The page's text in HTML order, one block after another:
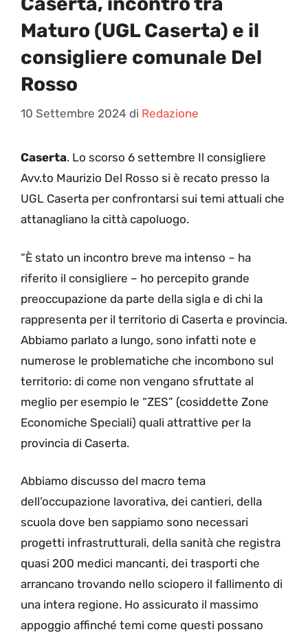
Maturo (UGL Caserta) e il
consigliere comunale Del
Rosso
10 Settembre 2024 di Redazione
Caserta. Lo scorso 6 settembre Il consigliere
Avv.to Maurizio Del Rosso si è recato presso la
UGL Caserta per confrontarsi sui temi attuali che
attanagliano la città capoluogo.
“È stato un incontro breve ma intenso – ha
riferito il consigliere – ho percepito grande
preoccupazione da parte della sigla e di chi la
rappresenta per il territorio di Caserta e provincia.
Abbiamo parlato a lungo, sono infatti note e
numerose le problematiche che incombono sul
territorio: di come non vengano sfruttate al
meglio per esempio le “ZES” (cosiddette Zone
Economiche Speciali) quali attrattive per la
provincia di Caserta.
Abbiamo discusso del macro tema
dell’occupazione lavorativa, dei cantieri, della
scuola dove ben sappiamo sono necessari
progetti infrastrutturali, della sanità che registra
quasi 200 medici mancanti, dei trasporti che
arrancano trovando nello sciopero il fallimento di
una intera regione. Ho assicurato il massimo
appoggio affinché temi come questi possano